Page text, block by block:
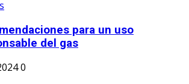
para un uso
del gas
0